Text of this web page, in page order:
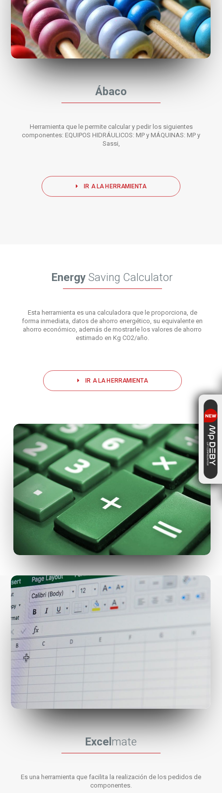
Ábaco
Herramienta que le permite calcular y pedir los siguientes
componentes: EQUIPOS HIDRÁULICOS: MP y MÁQUINAS: MP y
Sassi,
IR A LA HERRAMIENTA
Energy Saving Calculator
Esta herramienta es una calculadora que le proporciona, de
forma inmediata, datos de ahorro energético, su equivalente en
ahorro económico, además de mostrarle los valores de ahorro
estimado en Kg CO2/año.
IR A LA HERRAMIENTA
Excelmate
Es una herramienta que facilita la realización de los pedidos de
componentes.